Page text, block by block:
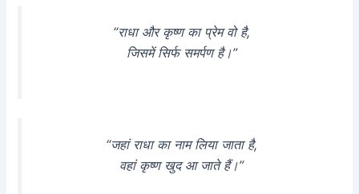
“राधा और कृष्ण का प्रेम वो है,
जिसमें सिर्फ समर्पण है।”
“जहां राधा का नाम लिया जाता है,
वहां कृष्ण खुद आ जाते हैं।”